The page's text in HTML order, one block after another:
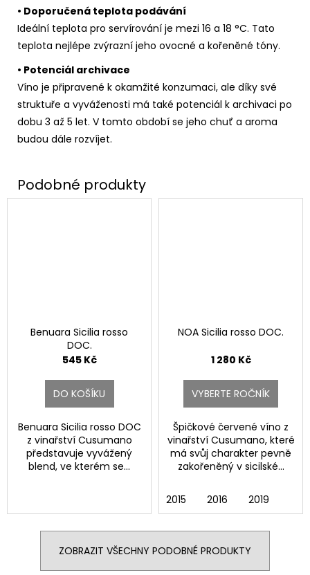
• Doporučená teplota podávání
Ideální teplota pro servírování je mezi 16 a 18 °C. Tato
teplota nejlépe zvýrazní jeho ovocné a kořeněné tóny.
• Potenciál archivace
Víno je připravené k okamžité konzumaci, ale díky své
struktuře a vyváženosti má také potenciál k archivaci po
dobu 3 až 5 let. V tomto období se jeho chuť a aroma
budou dále rozvíjet.
Benuara Sicilia rosso
DOC.
545 Kč
DO KOŠÍKU
Benuara Sicilia rosso DOC
z vinařství Cusumano
představuje vyvážený
blend, ve kterém se...
NOA Sicilia rosso DOC.
1 280 Kč
VYBERTE ROČNÍK
Špičkové červené víno z
vinařství Cusumano, které
má svůj charakter pevně
zakořeněný v sicilské...
2015 2016 2019
ZOBRAZIT VŠECHNY PODOBNÉ PRODUKTY